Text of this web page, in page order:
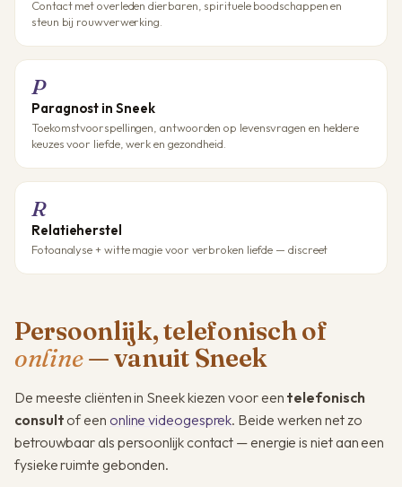
Contact met overleden dierbaren, spirituele boodschappen en
steun bij rouwverwerking.
P
Paragnost in Sneek
Toekomstvoorspellingen, antwoorden op levensvragen en heldere
keuzes voor liefde, werk en gezondheid.
R
Relatieherstel
Fotoanalyse + witte magie voor verbroken liefde — discreet
Persoonlijk, telefonisch of
online— vanuit Sneek
De meeste cliënten in Sneek kiezen voor een telefonisch
consult of een online videogesprek. Beide werken net zo
betrouwbaar als persoonlijk contact — energie is niet aan een
fysieke ruimte gebonden.